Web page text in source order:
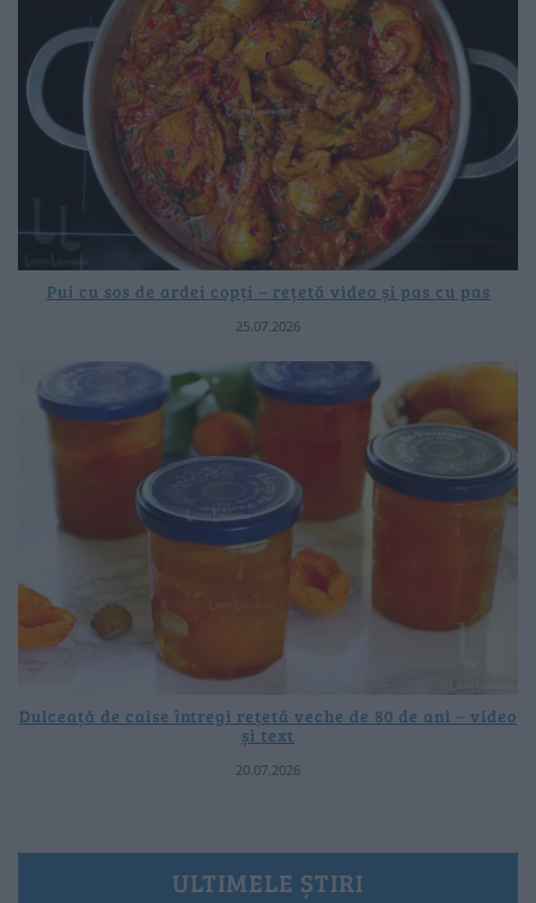
Pui cu sos de ardei copți – rețetă video și pas cu pas
25.07.2026
Dulceață de caise întregi rețetă veche de 80 de ani – video
și text
20.07.2026
ULTIMELE ȘTIRI